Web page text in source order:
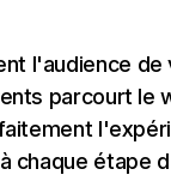
l'audience de
parcourt le
chaque étape